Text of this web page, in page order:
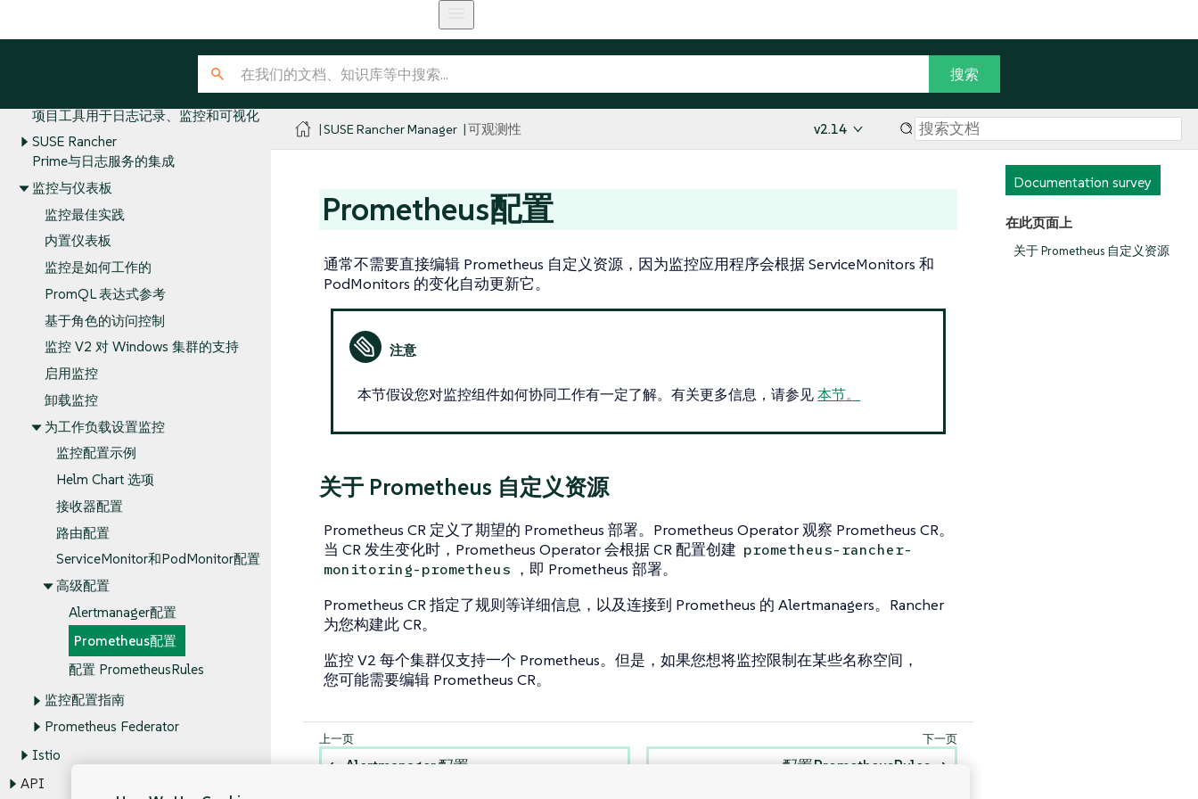
可观测性
项目工具用于日志记录、监控和可视化
SUSE Rancher
Prime与日志服务的集成
监控与仪表板
监控最佳实践
内置仪表板
监控是如何工作的
PromQL 表达式参考
基于角色的访问控制
监控 V2 对 Windows 集群的支持
启用监控
卸载监控
为工作负载设置监控
监控配置示例
Helm Chart 选项
接收器配置
路由配置
ServiceMonitor和PodMonitor配置
高级配置
Alertmanager配置
Prometheus配置
配置 PrometheusRules
监控配置指南
Prometheus Federator
Istio
API
SUSE Rancher Manager 可观测性 v2.14
Documentation survey
在此页面上
关于 Prometheus 自定义资源
Prometheus配置
通常不需要直接编辑 Prometheus 自定义资源，因为监控应用程序会根据 ServiceMonitors 和
PodMonitors 的变化自动更新它。
本节假设您对监控组件如何协同工作有一定了解。有关更多信息，请参见本节。
关于 Prometheus 自定义资源
Prometheus CR 定义了期望的 Prometheus 部署。Prometheus Operator 观察 Prometheus CR。
当 CR 发生变化时，Prometheus Operator 会根据 CR 配置创建 prometheus-rancher-
monitoring-prometheus ，即 Prometheus 部署。
Prometheus CR 指定了规则等详细信息，以及连接到 Prometheus 的 Alertmanagers。Rancher
为您构建此 CR。
监控 V2 每个集群仅支持一个 Prometheus。但是，如果您想将监控限制在某些名称空间，
您可能需要编辑 Prometheus CR。
Alertmanager配置 配置 PrometheusRules